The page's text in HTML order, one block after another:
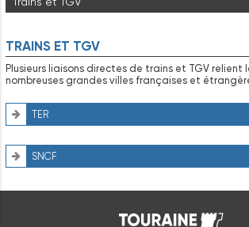
TRAINS ET TGV
Plusieurs liaisons directes de trains et TGV relient
nombreuses grandes villes françaises et
TER
SNCF